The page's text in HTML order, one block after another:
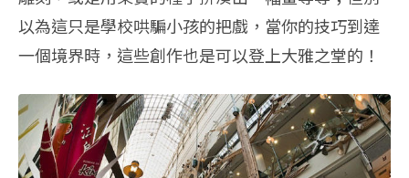
以為這只是學校哄騙小孩的把戲，當你的技巧到達
一個境界時，這些創作也是可以登上大雅之堂的！